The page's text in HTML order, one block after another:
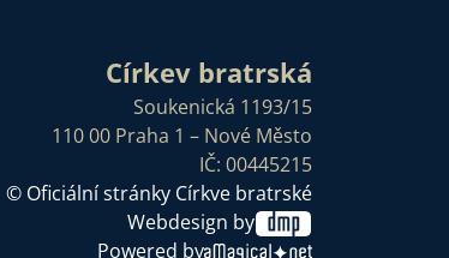
Církev bratrská
Soukenická 1193/15
110 00 Praha 1 – Nové Město
IČ: 00445215
© Oficiální stránky Církve bratrské
Webdesign by
Powered by